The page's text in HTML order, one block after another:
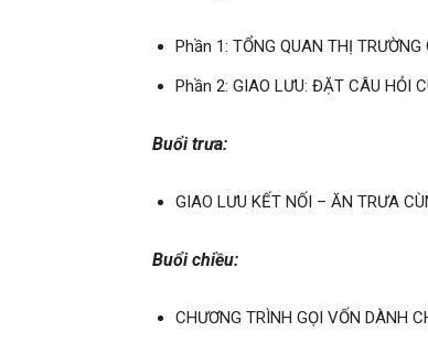
Phần 1: TỔNG QUAN THỊ
Phần 2: GIAO LƯU: ĐẶT CÂU HỎI
Buổi trưa:
GIAO LƯU KẾT NỐI – ĂN TRƯA
Buổi chiều:
CHƯƠNG TRÌNH GỌI VỐN DÀNH